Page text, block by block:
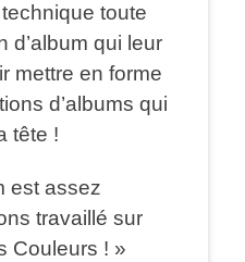
toute
d’album qui leur
mettre en forme
d’albums qui
tête !
est assez
travaillé sur
Couleurs ! »